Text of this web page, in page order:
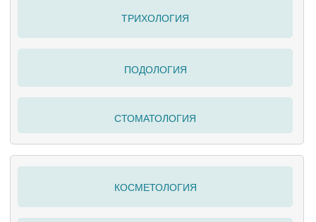
ПОЛЕЗНО
ТРИХОЛОГИЯ
ПОДОЛОГИЯ
СТОМАТОЛОГИЯ
КОСМЕТОЛОГИЯ